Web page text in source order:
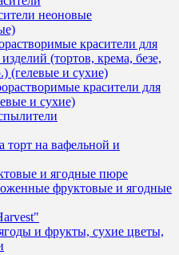
неоновые
красители для
(тортов, крема, безе,
(гелевые и сухие)
красители для
и сухие)
торт на вафельной и
и ягодные пюре
фруктовые и ягодные
и фрукты, сухие цветы,
корзину
в
В
В